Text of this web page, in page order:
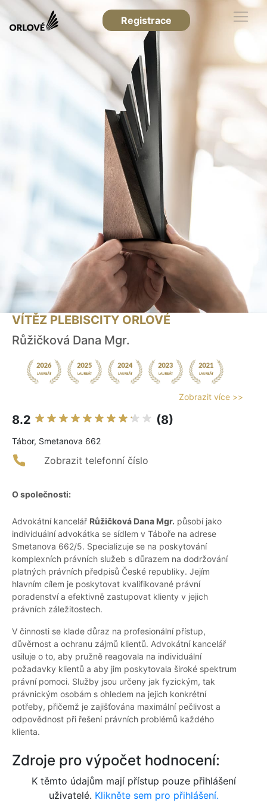
Registrace
VÍTĚZ PLEBISCITY ORLOVÉ
Růžičková Dana Mgr.
Zobrazit více >>
8.2 (8)
Tábor, Smetanova 662
Zobrazit telefonní číslo
O společnosti:
Advokátní kancelář Růžičková Dana Mgr. působí jako
individuální advokátka se sídlem v Táboře na adrese
Smetanova 662/5. Specializuje se na poskytování
komplexních právních služeb s důrazem na dodržování
platných právních předpisů České republiky. Jejím
hlavním cílem je poskytovat kvalifikované právní
poradenství a efektivně zastupovat klienty v jejich
právních záležitostech.
V činnosti se klade důraz na profesionální přístup,
důvěrnost a ochranu zájmů klientů. Advokátní kancelář
usiluje o to, aby pružně reagovala na individuální
požadavky klientů a aby jim poskytovala široké spektrum
právní pomoci. Služby jsou určeny jak fyzickým, tak
právnickým osobám s ohledem na jejich konkrétní
potřeby, přičemž je zajišťována maximální pečlivost a
odpovědnost při řešení právních problémů každého
klienta.
Zdroje pro výpočet hodnocení:
K těmto údajům mají přístup pouze přihlášení
uživatelé. Klikněte sem pro přihlášení.